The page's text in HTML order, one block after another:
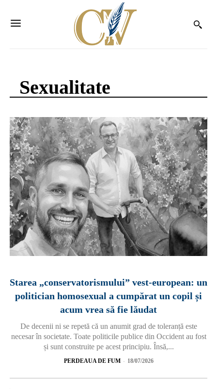
Sexualitate
Starea „conservatorismului” vest-european: un
politician homosexual a cumpărat un copil și
acum vrea să fie lăudat
De decenii ni se repetă că un anumit grad de toleranță este
necesar în societate. Toate politicile publice din Occident au fost
și sunt construite pe acest principiu. Însă,...
PERDEAUA DE FUM - 18/07/2026